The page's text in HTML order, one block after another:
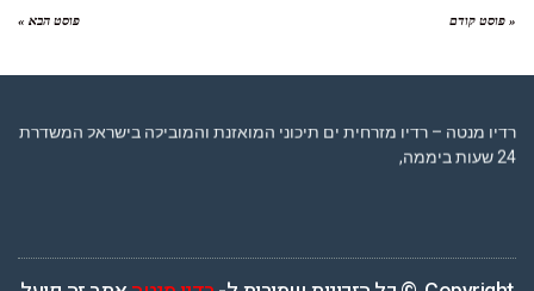
« פוסט קודם פוסט הבא »
רדיו מנטה – רדיו מזרחית ים תיכוני המואזנת והמובילה בישראל המשדרת
24 שעות ביממה,